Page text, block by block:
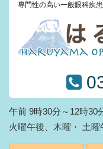
専門性の高い一般眼科疾
午前 9時30分～12時30
火曜午後、木曜・ 土